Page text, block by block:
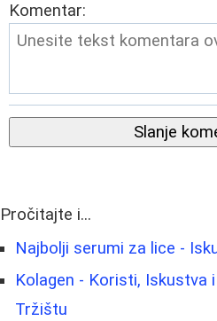
Komentar:
Slanje
Pročitajte i...
Najbolji serumi za lice -
Kolagen - Koristi, Iskustva
Tržištu